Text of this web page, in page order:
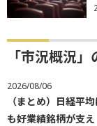
「市況概況
2026/08/06
（まとめ）日経平
も好業績銘柄が支え